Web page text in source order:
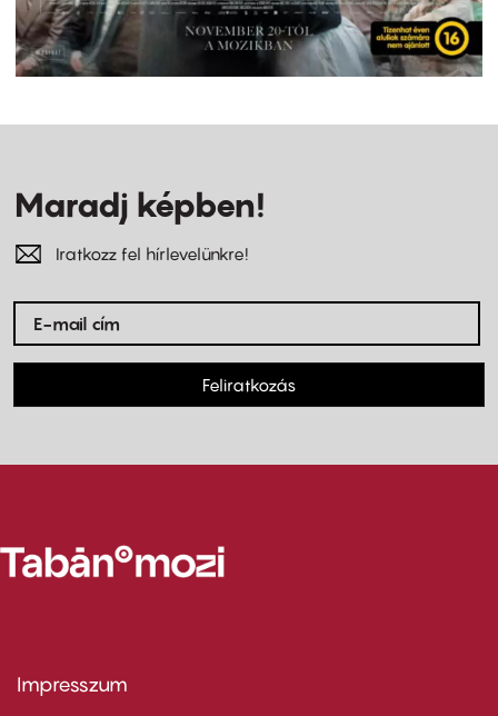
Maradj képben!
Iratkozz fel hírlevelünkre!
Feliratkozás
Footer
Impresszum